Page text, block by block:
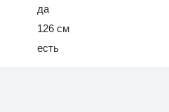
да
126 см
есть